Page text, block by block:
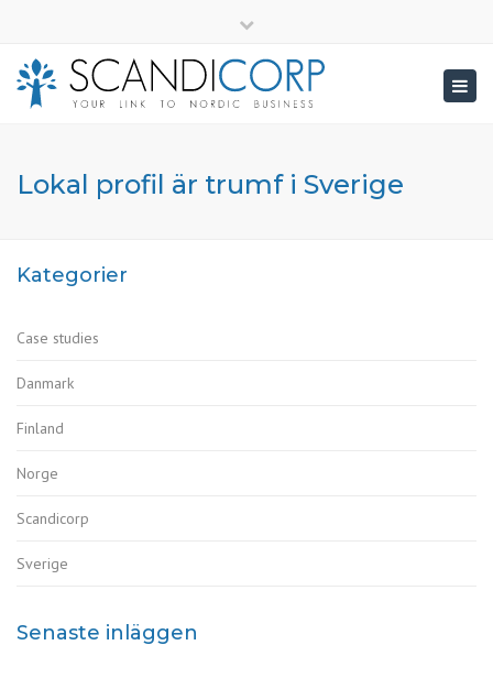
top
bar
Lokal profil är trumf i Sverige
Kategorier
Case studies
Danmark
Finland
Norge
Scandicorp
Sverige
Senaste inläggen